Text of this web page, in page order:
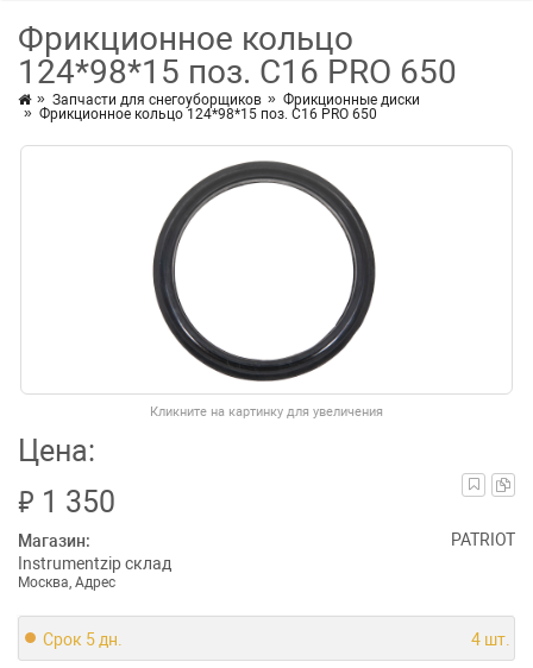
Фрикционное кольцо
124*98*15 поз. C16 PRO 650
Запчасти для снегоуборщиков
Фрикционные диски
Фрикционное кольцо 124*98*15 поз. C16 PRO 650
Кликните на картинку для увеличения
Цена:
₽ 1 350
Магазин:
Instrumentzip склад
Москва, Адрес
PATRIOT
Срок 5 дн. 4 шт.